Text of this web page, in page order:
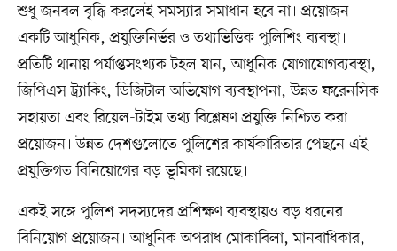
শুধু জনবল বৃদ্ধি করলেই সমস্যার সমাধান হবে না। প্রয়োজন
একটি আধুনিক, প্রযুক্তিনির্ভর ও তথ্যভিত্তিক পুলিশিং ব্যবস্থা।
প্রতিটি থানায় পর্যাপ্তসংখ্যক টহল যান, আধুনিক যোগাযোগব্যবস্থা,
জিপিএস ট্র্যাকিং, ডিজিটাল অভিযোগ ব্যবস্থাপনা, উন্নত ফরেনসিক
সহায়তা এবং রিয়েল-টাইম তথ্য বিশ্লেষণ প্রযুক্তি নিশ্চিত করা
প্রয়োজন। উন্নত দেশগুলোতে পুলিশের কার্যকারিতার পেছনে এই
প্রযুক্তিগত বিনিয়োগের বড় ভূমিকা রয়েছে।
একই সঙ্গে পুলিশ সদস্যদের প্রশিক্ষণ ব্যবস্থায়ও বড় ধরনের
বিনিয়োগ প্রয়োজন। আধুনিক অপরাধ মোকাবিলা, মানবাধিকার,